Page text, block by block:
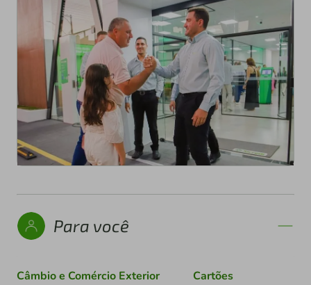
Para você
Câmbio e Comércio Exterior
Cartões